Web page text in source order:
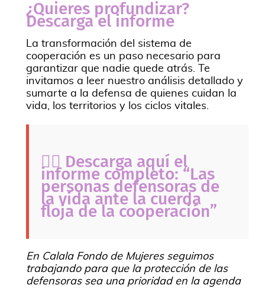
¿Quieres profundizar?
Descarga el informe
La transformación del sistema de
cooperación es un paso necesario para
garantizar que nadie quede atrás. Te
invitamos a leer nuestro análisis detallado y
sumarte a la defensa de quienes cuidan la
vida, los territorios y los ciclos vitales.
👉🏾 Descarga aquí el
informe completo: “Las
personas defensoras de
la vida ante la cuerda
floja de la cooperación”
En Calala Fondo de Mujeres seguimos
trabajando para que la protección de las
defensoras sea una prioridad en la agenda